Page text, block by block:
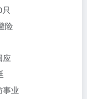
险
应
事业